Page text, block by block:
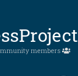
members